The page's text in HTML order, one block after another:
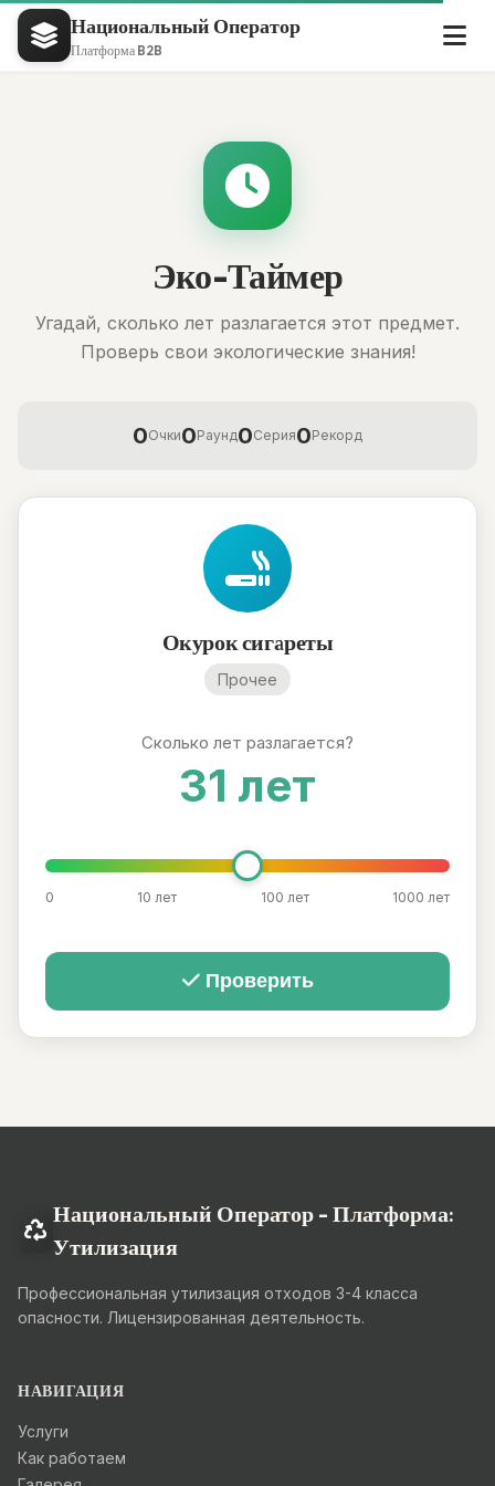
Национальный Оператор
Платформа B2B
Эко-Таймер
Угадай, сколько лет разлагается этот предмет.
Проверь свои экологические знания!
0Очки0Раунд0Серия0Рекорд
Окурок сигареты
Прочее
Сколько лет разлагается?
31 лет
0 10 лет 100 лет 1000 лет
Проверить
Национальный Оператор - Платформа:
Утилизация
Профессиональная утилизация отходов 3-4 класса
опасности. Лицензированная деятельность.
НАВИГАЦИЯ
Услуги
Как работаем